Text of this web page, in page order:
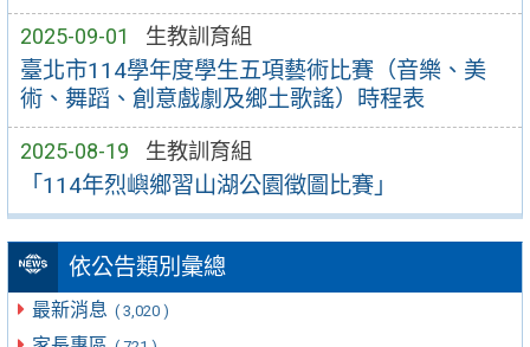
2025-09-01 生教訓育組
臺北市114學年度學生五項藝術比賽（音樂、美
術、舞蹈、創意戲劇及鄉土歌謠）時程表
2025-08-19 生教訓育組
「114年烈嶼鄉習山湖公園徵圖比賽」
依公告類別彙總
最新消息 ( 3,020 )